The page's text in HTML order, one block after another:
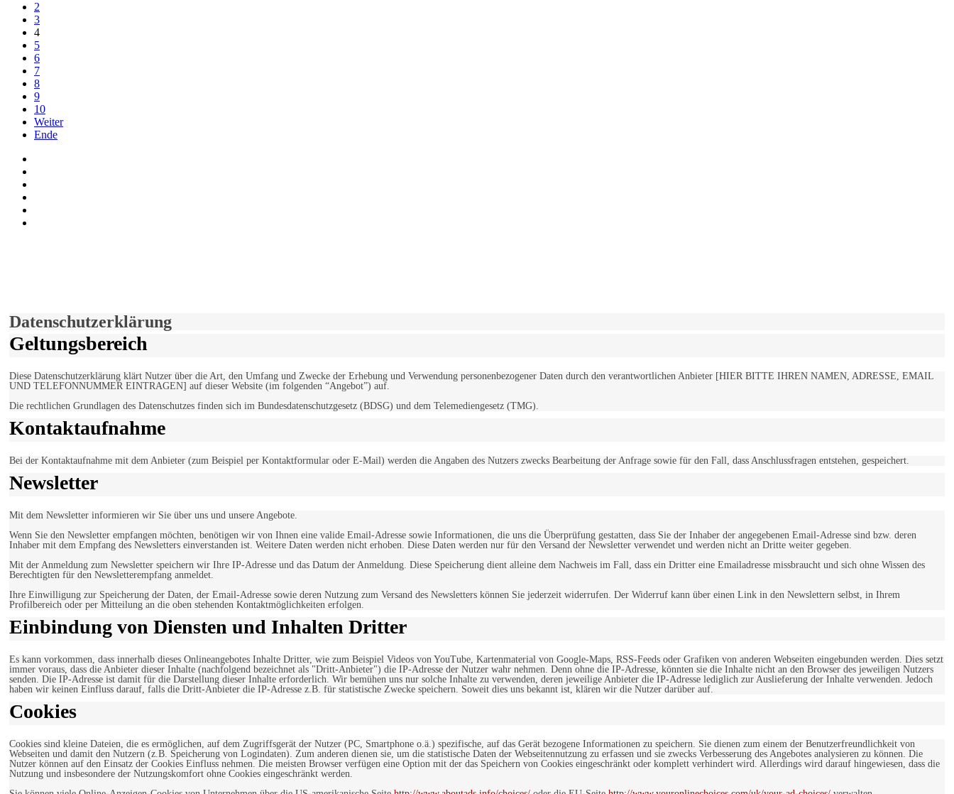
2
3
4
5
6
7
8
9
10
Weiter
Ende
Datenschutzerklärung
Geltungsbereich
Diese Datenschutzerklärung klärt Nutzer über die Art, den Umfang und Zwecke der Erhebung und Verwendung personenbezogener Daten durch den verantwortlichen Anbieter [HIER BITTE IHREN NAMEN, ADRESSE, EMAIL
UND TELEFONNUMMER EINTRAGEN] auf dieser Website (im folgenden “Angebot”) auf.
Die rechtlichen Grundlagen des Datenschutzes finden sich im Bundesdatenschutzgesetz (BDSG) und dem Telemediengesetz (TMG).
Kontaktaufnahme
Bei der Kontaktaufnahme mit dem Anbieter (zum Beispiel per Kontaktformular oder E-Mail) werden die Angaben des Nutzers zwecks Bearbeitung der Anfrage sowie für den Fall, dass Anschlussfragen entstehen, gespeichert.
Newsletter
Mit dem Newsletter informieren wir Sie über uns und unsere Angebote.
Wenn Sie den Newsletter empfangen möchten, benötigen wir von Ihnen eine valide Email-Adresse sowie Informationen, die uns die Überprüfung gestatten, dass Sie der Inhaber der angegebenen Email-Adresse sind bzw. deren
Inhaber mit dem Empfang des Newsletters einverstanden ist. Weitere Daten werden nicht erhoben. Diese Daten werden nur für den Versand der Newsletter verwendet und werden nicht an Dritte weiter gegeben.
Mit der Anmeldung zum Newsletter speichern wir Ihre IP-Adresse und das Datum der Anmeldung. Diese Speicherung dient alleine dem Nachweis im Fall, dass ein Dritter eine Emailadresse missbraucht und sich ohne Wissen des
Berechtigten für den Newsletterempfang anmeldet.
Ihre Einwilligung zur Speicherung der Daten, der Email-Adresse sowie deren Nutzung zum Versand des Newsletters können Sie jederzeit widerrufen. Der Widerruf kann über einen Link in den Newslettern selbst, in Ihrem
Profilbereich oder per Mitteilung an die oben stehenden Kontaktmöglichkeiten erfolgen.
Einbindung von Diensten und Inhalten Dritter
Es kann vorkommen, dass innerhalb dieses Onlineangebotes Inhalte Dritter, wie zum Beispiel Videos von YouTube, Kartenmaterial von Google-Maps, RSS-Feeds oder Grafiken von anderen Webseiten eingebunden werden. Dies setzt
immer voraus, dass die Anbieter dieser Inhalte (nachfolgend bezeichnet als "Dritt-Anbieter") die IP-Adresse der Nutzer wahr nehmen. Denn ohne die IP-Adresse, könnten sie die Inhalte nicht an den Browser des jeweiligen Nutzers
senden. Die IP-Adresse ist damit für die Darstellung dieser Inhalte erforderlich. Wir bemühen uns nur solche Inhalte zu verwenden, deren jeweilige Anbieter die IP-Adresse lediglich zur Auslieferung der Inhalte verwenden. Jedoch
haben wir keinen Einfluss darauf, falls die Dritt-Anbieter die IP-Adresse z.B. für statistische Zwecke speichern. Soweit dies uns bekannt ist, klären wir die Nutzer darüber auf.
Cookies
Cookies sind kleine Dateien, die es ermöglichen, auf dem Zugriffsgerät der Nutzer (PC, Smartphone o.ä.) spezifische, auf das Gerät bezogene Informationen zu speichern. Sie dienen zum einem der Benutzerfreundlichkeit von
Webseiten und damit den Nutzern (z.B. Speicherung von Logindaten). Zum anderen dienen sie, um die statistische Daten der Webseitennutzung zu erfassen und sie zwecks Verbesserung des Angebotes analysieren zu können. Die
Nutzer können auf den Einsatz der Cookies Einfluss nehmen. Die meisten Browser verfügen eine Option mit der das Speichern von Cookies eingeschränkt oder komplett verhindert wird. Allerdings wird darauf hingewiesen, dass die
Nutzung und insbesondere der Nutzungskomfort ohne Cookies eingeschränkt werden.